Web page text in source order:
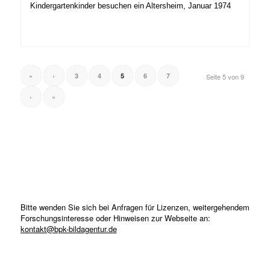
Kindergartenkinder besuchen ein Altersheim, Januar 1974
Seite 5 von 9
« ‹ 3 4 5 6 7
› »
Bitte wenden Sie sich bei Anfragen für Lizenzen, weitergehendem
Forschungsinteresse oder Hinweisen zur Webseite an:
kontakt@bpk-bildagentur.de